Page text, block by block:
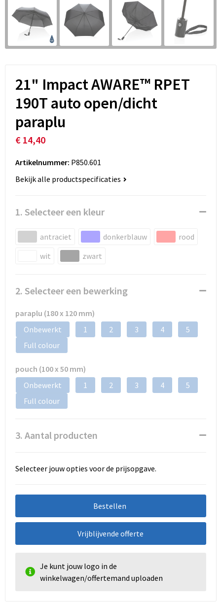
21" Impact AWARE™ RPET
190T auto open/dicht
paraplu
€ 14,40
Artikelnummer: P850.601
Bekijk alle productspecificaties
1. Selecteer een kleur
antraciet donkerblauw
rood
wit
zwart
2. Selecteer een bewerking
paraplu (180 x 120 mm)
Onbewerkt
1 2 3 4
5
Full colour
pouch (100 x 50 mm)
Onbewerkt
1 2 3 4
5
Full colour
3. Aantal producten
Selecteer jouw opties voor de prijsopgave.
Bestellen
Vrijblijvende offerte
Je kunt jouw logo in de
winkelwagen/offertemand uploaden